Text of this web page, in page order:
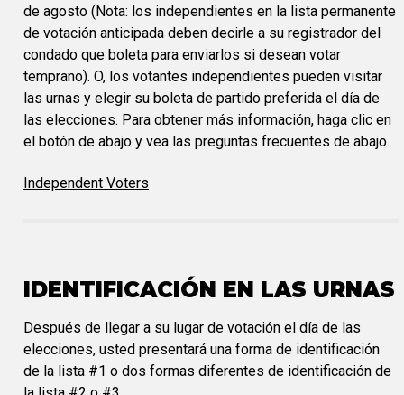
de agosto (Nota: los independientes en la lista permanente
de votación anticipada deben decirle a su registrador del
condado que boleta para enviarlos si desean votar
temprano). O, los votantes independientes pueden visitar
las urnas y elegir su boleta de partido preferida el día de
las elecciones. Para obtener más información, haga clic en
el botón de abajo y vea las preguntas frecuentes de abajo.
Independent Voters
IDENTIFICACIÓN EN LAS URNAS
Después de llegar a su lugar de votación el día de las
elecciones, usted presentará una forma de identificación
de la lista #1 o dos formas diferentes de identificación de